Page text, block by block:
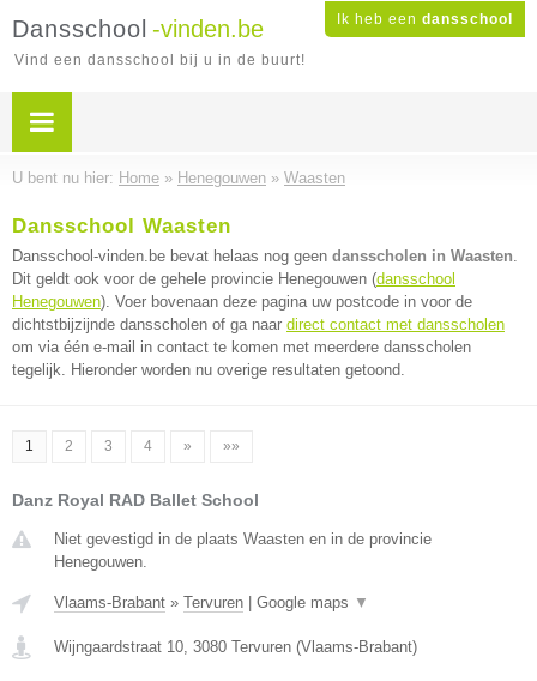
Ik heb een dansschool
Dansschool -vinden.be
Vind een dansschool bij u in de buurt!
U bent nu hier: Home » Henegouwen » Waasten
Dansschool Waasten
Dansschool-vinden.be bevat helaas nog geen dansscholen in Waasten.
Dit geldt ook voor de gehele provincie Henegouwen (dansschool
Henegouwen). Voer bovenaan deze pagina uw postcode in voor de
dichtstbijzijnde dansscholen of ga naar direct contact met dansscholen
om via één e-mail in contact te komen met meerdere dansscholen
tegelijk. Hieronder worden nu overige resultaten getoond.
1 2 3 4 » »»
Danz Royal RAD Ballet School
Niet gevestigd in de plaats Waasten en in de provincie
Henegouwen.
Vlaams-Brabant » Tervuren Google maps ▼
Wijngaardstraat 10, 3080 Tervuren (Vlaams-Brabant)